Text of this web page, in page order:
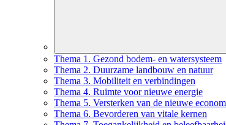
Thema 1. Gezond bodem- en watersysteem
Thema 2. Duurzame landbouw en natuur
Thema 3. Mobiliteit en verbindingen
Thema 4. Ruimte voor nieuwe energie
Thema 5. Versterken van de nieuwe
Thema 6. Bevorderen van vitale kernen